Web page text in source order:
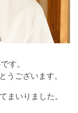
す。
うございます。
まいりました。